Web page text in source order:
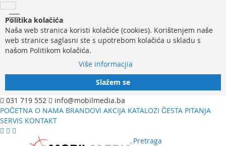
Politika kolačića
Naša web stranica koristi kolačiće (cookies). Korištenjem naše
web stranice saglasni ste s upotrebom kolačića u skladu s
našom Politikom kolačića.
Više informacjia
Slažem se
031 719 552
info@mobilmedia.ba
POČETNA O NAMA BRANDOVI AKCIJA KATALOZI ČESTA PITANJA
SERVIS KONTAKT
Pretraga